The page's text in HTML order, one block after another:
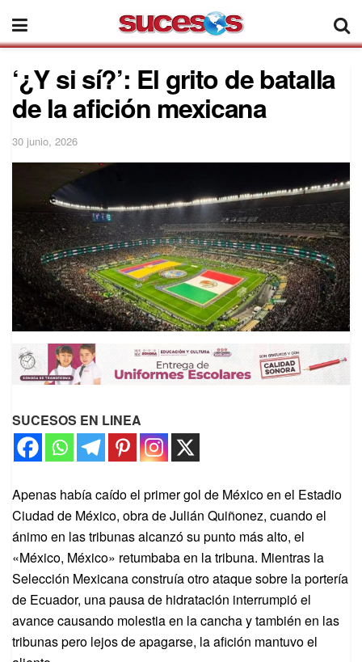
‘¿Y si sí?’: El grito de batalla
de la afición mexicana
30 junio, 2026
SUCESOS EN LINEA
Apenas había caído el primer gol de México en el Estadio
Ciudad de México, obra de Julián Quiñonez, cuando el
ánimo en las tribunas alcanzó su punto más alto, el
«México, México» retumbaba en la tribuna. Mientras la
Selección Mexicana construía otro ataque sobre la portería
de Ecuador, una pausa de hidratación interrumpió el
avance causando molestia en la cancha y también en las
tribunas pero lejos de apagarse, la afición mantuvo el